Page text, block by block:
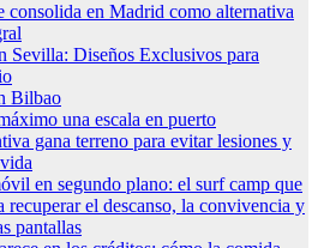
consolida en Madrid como alternativa
Sevilla: Diseños Exclusivos para
Bilbao
una escala en puerto
gana terreno para evitar lesiones y
en segundo plano: el surf camp que
recuperar el descanso, la convivencia y
pantallas